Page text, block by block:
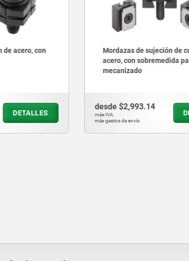
de cuña de
para el
DETALLES
Mordazas de sujeción cuña
con sobremedida para el
mecanizado, superficies de
desde $3,975.31
más IVA.
más gastos de envío